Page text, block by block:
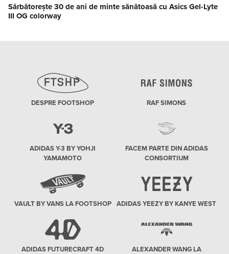
Next
post:
Sărbătorește 30 de ani de minte sănătoasă cu Asics Gel-Lyte
III OG colorway
DESPRE FOOTSHOP RAF SIMONS
ADIDAS Y-3 BY YOHJI
YAMAMOTO
FACEM PARTE DIN ADIDAS
CONSORTIUM
VAULT BY VANS LA FOOTSHOP ADIDAS YEEZY BY KANYE WEST
ADIDAS FUTURECRAFT 4D
ALEXANDER WANG LA